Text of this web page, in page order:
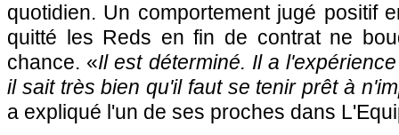
quotidien. Un comportement jugé positif
quitté les Reds en fin de contrat ne
chance. «Il est déterminé. Il a
il sait très bien qu'il faut se tenir prêt à
a expliqué l'un de ses proches dans